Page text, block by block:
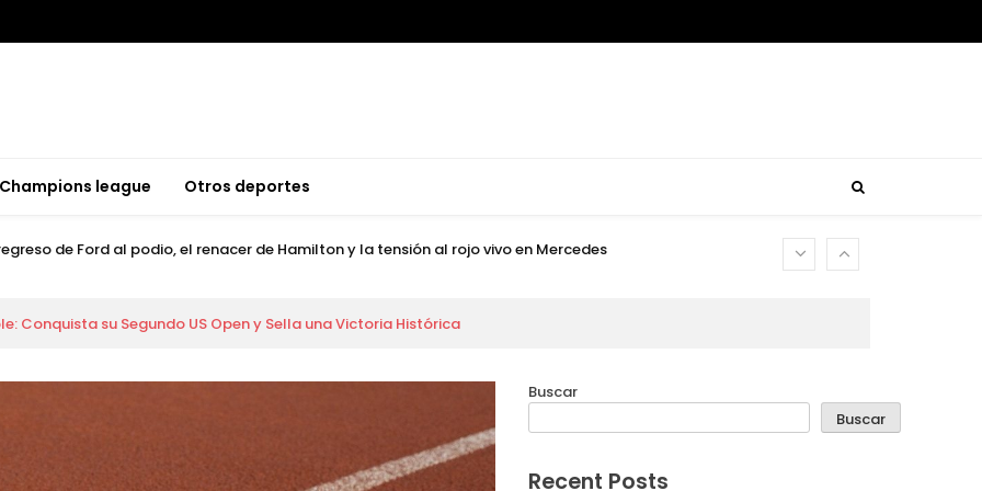
Champions league Otros deportes
mundial: Alcaraz completa el Grand Slam mientras Fonseca busca reencontrar su rumbo
de Ford al podio, el renacer de Hamilton y la tensión al rojo vivo en Mercedes
Botafogo recibe al Barcelona SC
mundial: Alcaraz completa el Grand Slam mientras Fonseca busca reencontrar su rumbo
de Ford al podio, el renacer de Hamilton y la tensión al rojo vivo en Mercedes
de McIlroy y la dramática ausencia de Tiger Woods
Conquista su Segundo US Open y Sella una Victoria Histórica
Buscar
Buscar
Recent Posts